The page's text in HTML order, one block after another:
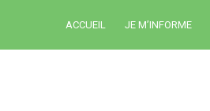
ACCUEIL JE M’INFORME